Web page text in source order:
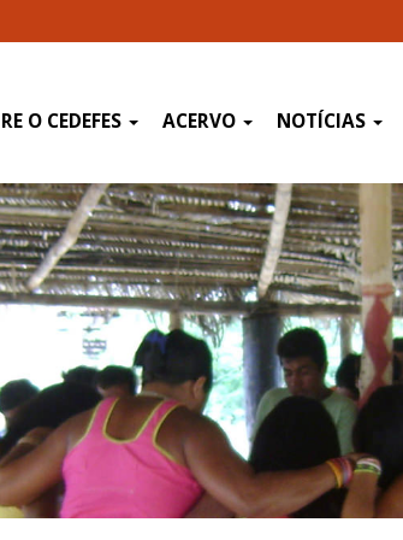
O CEDEFES ACERVO NOTÍCIAS